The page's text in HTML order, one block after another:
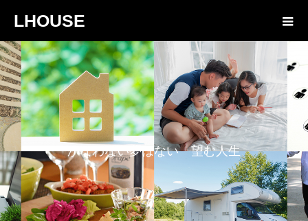
LHOUSE
かなわない夢はない 望む人生を手に入れよう